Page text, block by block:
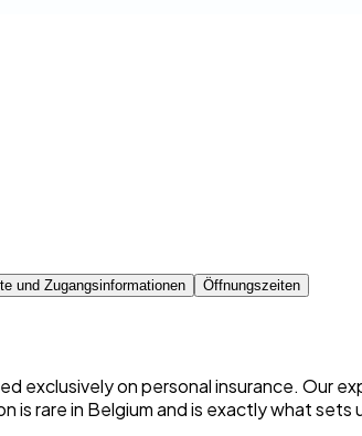
und Zugangsinformationen Öffnungszeiten
exclusively on personal insurance. Our
rare in Belgium and is exactly what sets